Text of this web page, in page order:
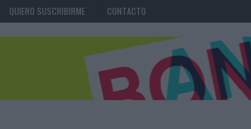
QUIERO SUSCRIBIRME CONTACTO